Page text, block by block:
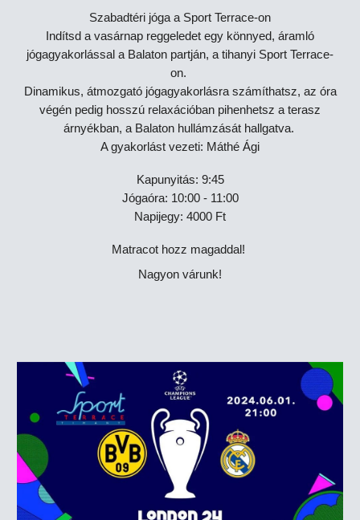
Szabadtéri jóga a Sport Terrace-on
Indítsd a vasárnap reggeledet egy könnyed, áramló
jógagyakorlással a Balaton partján, a tihanyi Sport Terrace-
on.
Dinamikus, átmozgató jógagyakorlásra számíthatsz, az óra
végén pedig hosszú relaxációban pihenhetsz a terasz
árnyékban, a Balaton hullámzását hallgatva.
A gyakorlást vezeti: Máthé Ági
Kapunyitás: 9:45
Jógaóra: 10:00 - 11:00
Napijegy: 4000 Ft
Matracot hozz magaddal!
Nagyon várunk!